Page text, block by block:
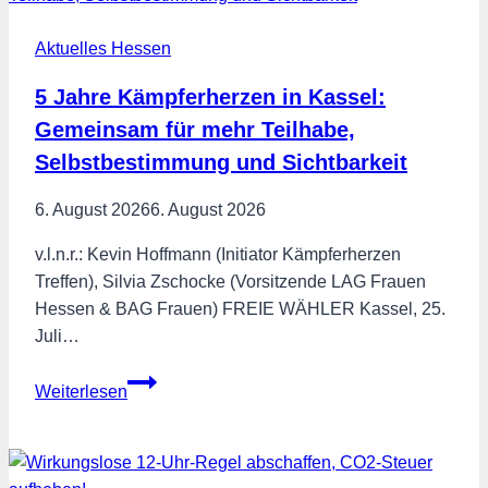
Aktuelles Hessen
5 Jahre Kämpferherzen in Kassel:
Gemeinsam für mehr Teilhabe,
Selbstbestimmung und Sichtbarkeit
6. August 20266. August 2026
v.l.n.r.: Kevin Hoffmann (Initiator Kämpferherzen
Treffen), Silvia Zschocke (Vorsitzende LAG Frauen
Hessen & BAG Frauen) FREIE WÄHLER Kassel, 25.
Juli…
Weiterlesen
5
in